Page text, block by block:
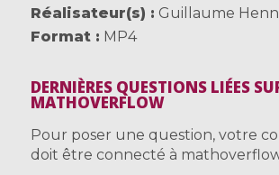
Réalisateur(s)
Guillaume
Format
MP4
DERNIÈRES QUESTIONS LIÉES
MATHOVERFLOW
Pour poser une question, votre
doit être connecté à